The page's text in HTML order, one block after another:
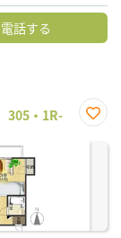
電話する
305・1R-
に入